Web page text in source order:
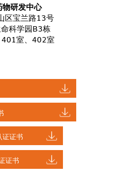
物研发中心
区宝兰路13号
科学园B3栋
室、402室
证证书
证书